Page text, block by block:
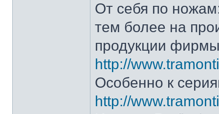
От себя по
тем более на
продукции
http://
Особенно к
http://